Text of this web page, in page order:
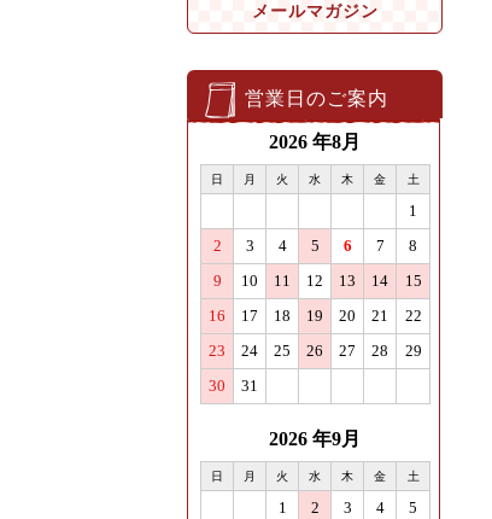
メールマガジン
営業日のご案内